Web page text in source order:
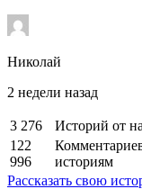
Николай
2 недели назад
3 276
Историй от
122
996
историям
Рассказать свою